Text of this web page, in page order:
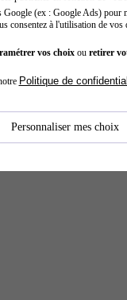
(ex : Google Ads) pour
consentez à l'utilisation de
vos choixou retirer
Politique de
Personnaliser mes choix